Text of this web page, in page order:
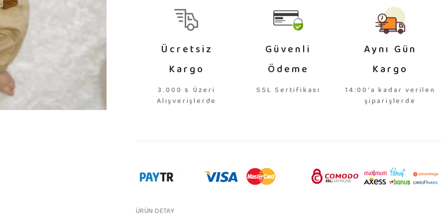
Ücretsiz
Kargo
3.000 ₺ Üzeri
Alışverişlerde
Güvenli
Ödeme
SSL Sertifikası
Aynı Gün
Kargo
14:00'a kadar verilen
şiparişlerde
ÜRÜN DETAY